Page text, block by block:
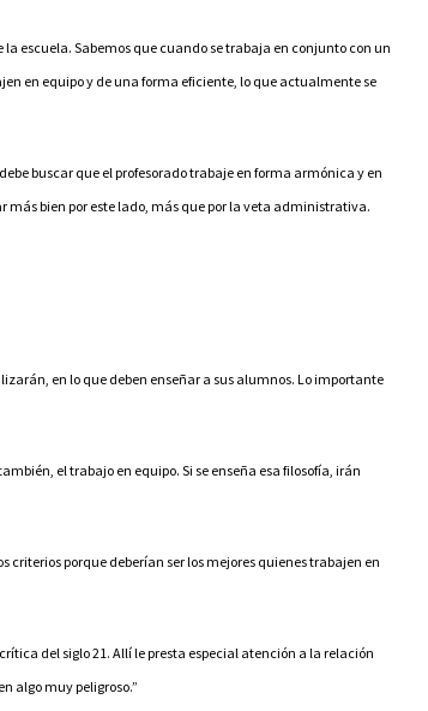
escuela. Sabemos que cuando se trabaja en conjunto con un
en equipo y de una forma eficiente, lo que actualmente se
buscar que el profesorado trabaje en forma armónica y en
más bien por este lado, más que por la veta administrativa.
en lo que deben enseñar a sus alumnos. Lo importante
el trabajo en equipo. Si se enseña esa filosofía, irán
criterios porque deberían ser los mejores quienes trabajen en
del siglo 21. Allí le presta especial atención a la relación
algo muy peligroso.”